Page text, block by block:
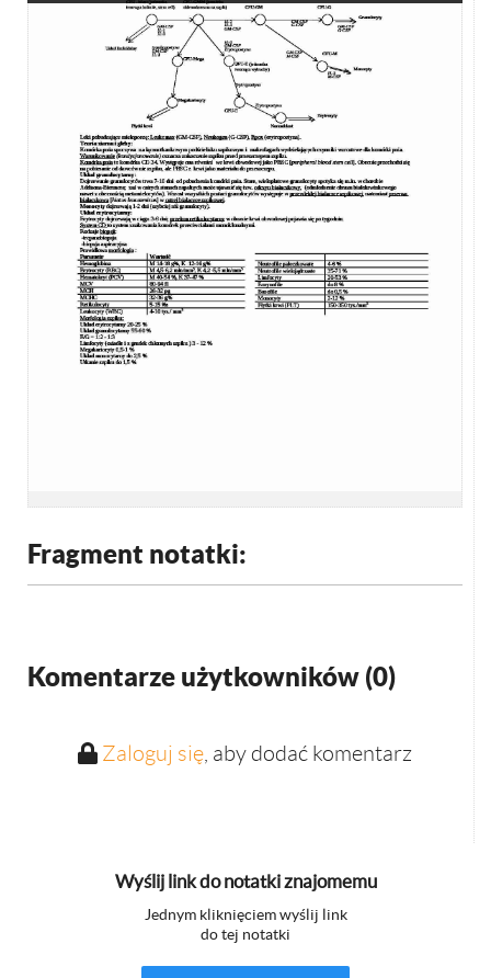
Fragment notatki:
Komentarze użytkowników (0)
Zaloguj się, aby dodać komentarz
Wyślij link do notatki znajomemu
Jednym kliknięciem wyślij link
do tej notatki